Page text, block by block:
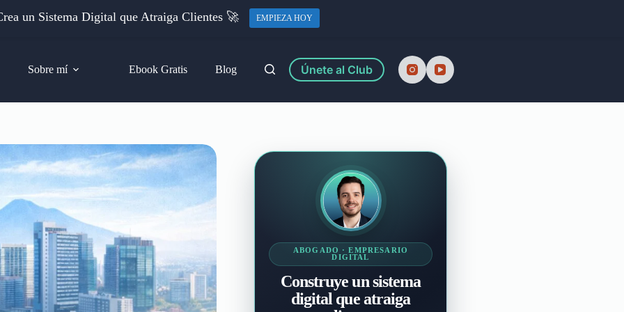
Sobre mí Ebook Gratis Blog Únete al Club
ABOGADO · EMPRESARIO
DIGITAL
Construye un sistema
digital que atraiga
un Sistema Digital que Atraiga Clientes 🚀 EMPIEZA HOY